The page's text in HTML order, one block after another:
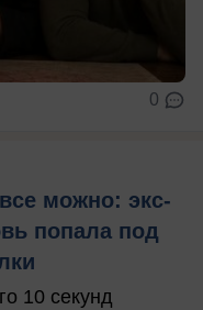
0
можно: экс-
попала под
10 секунд